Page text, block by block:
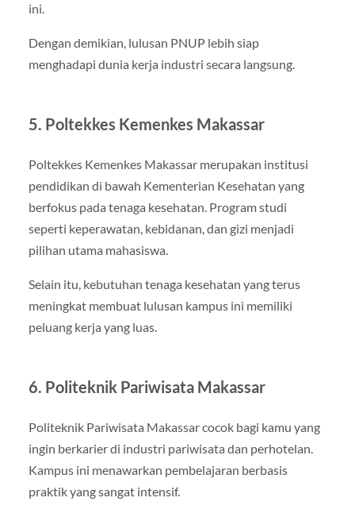
ini.
Dengan demikian, lulusan PNUP lebih siap
menghadapi dunia kerja industri secara langsung.
5. Poltekkes Kemenkes Makassar
Poltekkes Kemenkes Makassarmerupakan institusi
pendidikan di bawah Kementerian Kesehatan yang
berfokus pada tenaga kesehatan. Program studi
seperti keperawatan, kebidanan, dan gizi menjadi
pilihan utama mahasiswa.
Selain itu, kebutuhan tenaga kesehatan yang terus
meningkat membuat lulusan kampus ini memiliki
peluang kerja yang luas.
6. Politeknik Pariwisata Makassar
Politeknik Pariwisata Makassarcocok bagi kamu yang
ingin berkarier di industri pariwisata dan perhotelan.
Kampus ini menawarkan pembelajaran berbasis
praktik yang sangat intensif.